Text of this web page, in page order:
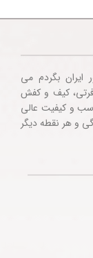
ایران بگردم می
کیف و کفش
و کیفیت عالی
و هر نقطه دیگر